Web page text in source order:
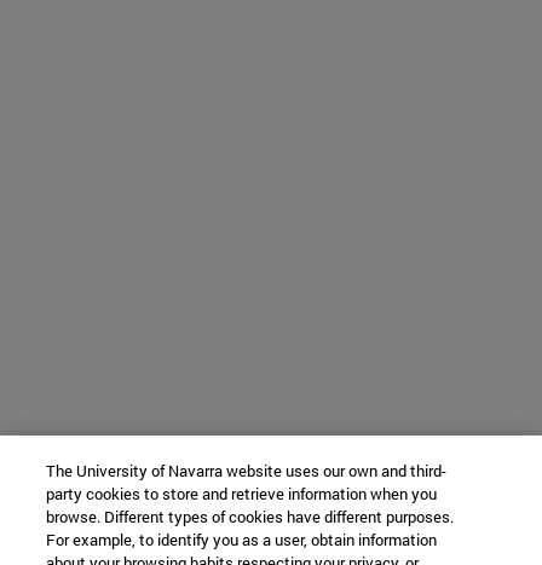
The University of Navarra website uses our own and third-
party cookies to store and retrieve information when you
browse. Different types of cookies have different purposes.
For example, to identify you as a user, obtain information